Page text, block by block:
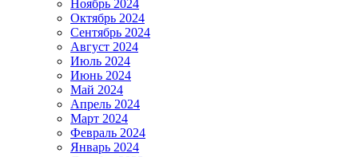
Ноябрь 2024
Октябрь 2024
Сентябрь 2024
Август 2024
Июль 2024
Июнь 2024
Май 2024
Апрель 2024
Март 2024
Февраль 2024
Январь 2024